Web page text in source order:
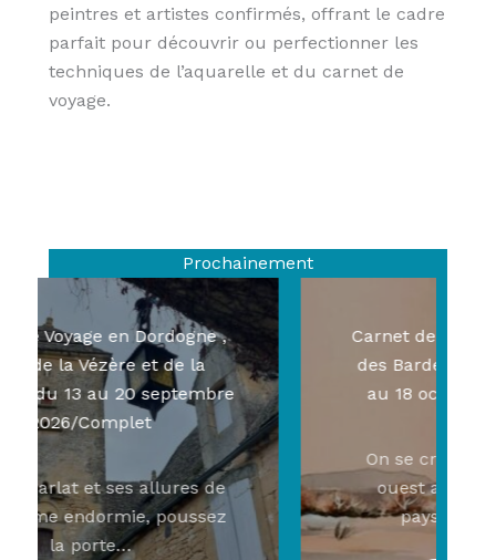
peintres et artistes confirmés, offrant le cadre
parfait pour découvrir ou perfectionner les
techniques de l’aquarelle et du carnet de
voyage.
Prochainement
Carnet de Voyage en Dordogne ,
vallée de la Vézère et de la
Dordogne du 13 au 20 septembre
2026/Complet
D’abord Sarlat et ses allures de
vieille dame endormie, poussez
la porte…